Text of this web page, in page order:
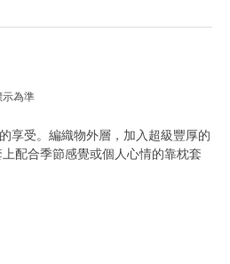
為準
享受。編織物外層，加入超級豐厚的
配合季節感覺或個人心情的靠枕套